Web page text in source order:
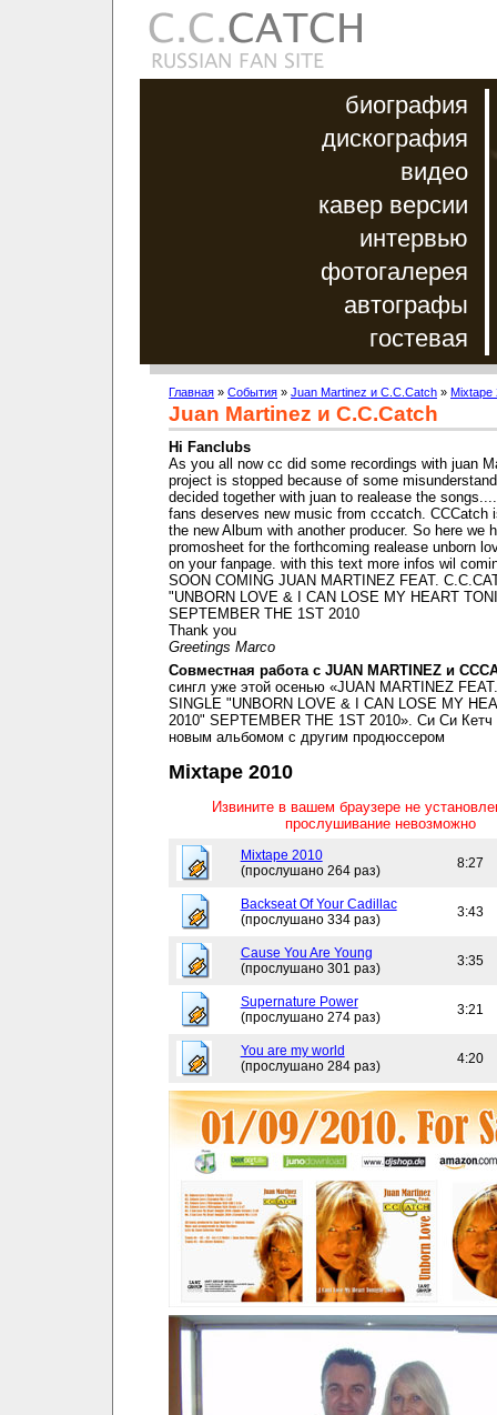
биография
дискография
видео
кавер версии
интервью
фотогалерея
автографы
гостевая
Главная » События » Juan Martinez и C.C.Catch » Mixtape
Juan Martinez и C.C.Catch
Hi Fanclubs
As you all now cc did some recordings with juan
project is stopped because of some
decided together with juan to realease the
fans deserves new music from cccatch. CCCatch
the new Album with another producer. So here we
promosheet for the forthcoming realease unborn
on your fanpage. with this text more infos wil
SOON COMING JUAN MARTINEZ FEAT.
"UNBORN LOVE & I CAN LOSE MY HEART
SEPTEMBER THE 1ST 2010
Thank you
Greetings Marco
Совместная работа с JUAN MARTINEZ и
сингл уже этой осенью «JUAN MARTINEZ
SINGLE "UNBORN LOVE & I CAN LOSE MY
2010" SEPTEMBER THE 1ST 2010». Си Си Кетч
новым альбомом с другим продюссером
Mixtape 2010
Извините в вашем браузере не
прослушивание невозможно
Mixtape 2010
(прослушано 264 раз)
8:27
Backseat Of Your Cadillac
(прослушано 334 раз)
3:43
Cause You Are Young
(прослушано 301 раз)
3:35
Supernature Power
(прослушано 274 раз)
3:21
You are my world
(прослушано 284 раз)
4:20